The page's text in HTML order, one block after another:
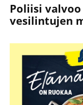
Poliisi
vesilintujen